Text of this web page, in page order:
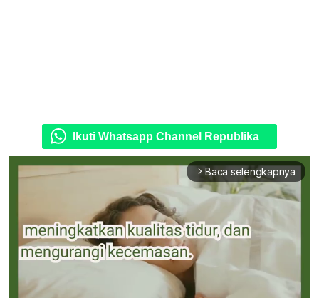
Ikuti Whatsapp Channel Republika
arrow_forward_ios Baca selengkapnya